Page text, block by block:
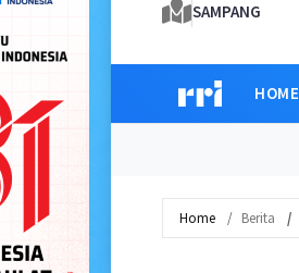
SAMPANG
HOME
Home Berita